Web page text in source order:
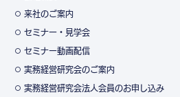
来社のご案内
セミナー・見学会
セミナー動画配信
実務経営研究会のご案内
実務経営研究会法人会員のお申し込み